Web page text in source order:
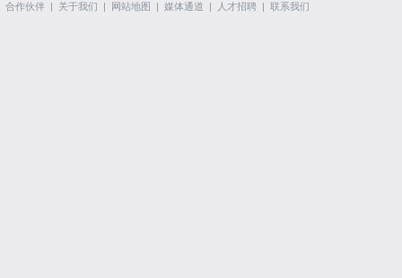
合作伙伴 | 关于我们 | 网站地图 | 媒体通道 | 人才招聘 | 联系我们